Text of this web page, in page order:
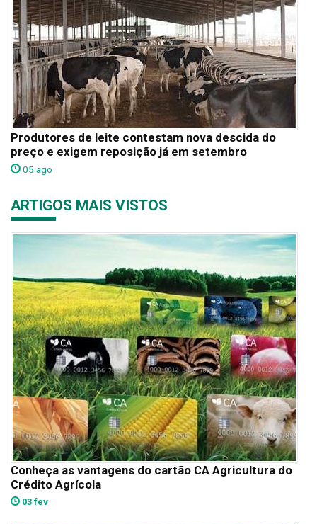
Produtores de leite contestam nova descida do
preço e exigem reposição já em setembro
05 ago
ARTIGOS MAIS VISTOS
Conheça as vantagens do cartão CA Agricultura do
Crédito Agrícola
03 fev